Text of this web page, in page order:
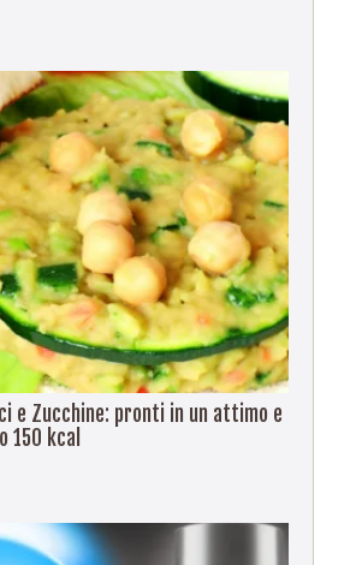
e Zucchine: pronti in un attimo e
150 kcal